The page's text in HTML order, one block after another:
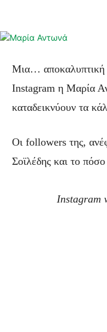
Μια… αποκαλυπτική
Instagram η Μαρία
καταδεικνύουν τα
Οι followers της,
Σοϊλέδης και το
Instagram